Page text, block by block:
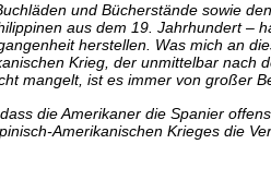
und Bücherstände sowie
aus dem 19. Jahrhundert
herstellen. Was mich an
Krieg, der unmittelbar
mangelt, ist es immer von großer
die Amerikaner die Spanier
Amerikanischen Krieges die